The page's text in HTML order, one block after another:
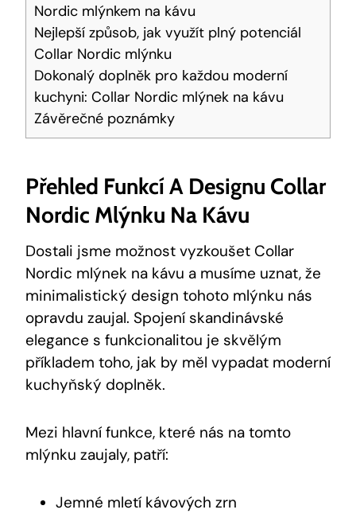
Nordic mlýnkem na kávu
Nejlepší způsob, jak využít plný potenciál
Collar Nordic mlýnku
Dokonalý doplněk pro každou moderní
kuchyni: Collar Nordic mlýnek na kávu
Závěrečné poznámky
Přehled Funkcí A Designu Collar
Nordic Mlýnku Na Kávu
Dostali jsme možnost vyzkoušet Collar
Nordic mlýnek na kávu a musíme uznat, že
minimalistický design tohoto mlýnku nás
opravdu zaujal. Spojení skandinávské
elegance s funkcionalitou je skvělým
příkladem toho, jak by měl vypadat moderní
kuchyňský doplněk.
Mezi hlavní funkce, které nás na tomto
mlýnku zaujaly, patří:
Jemné mletí kávových zrn